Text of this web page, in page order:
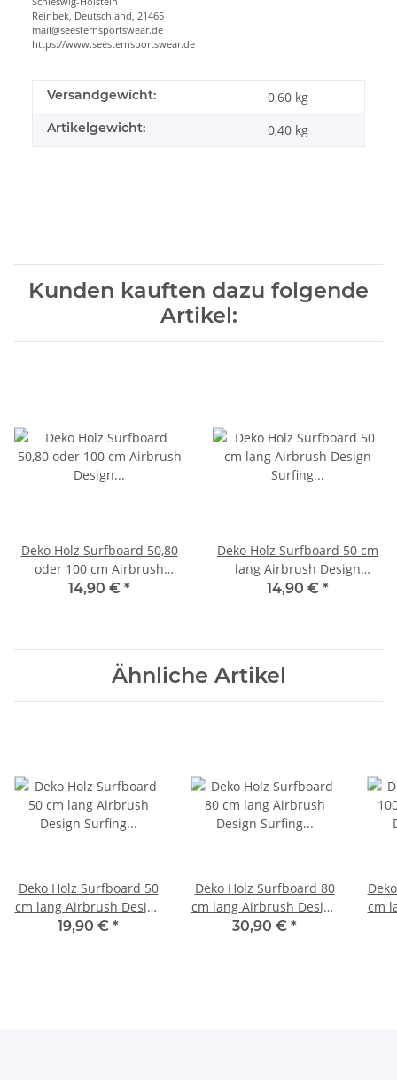
Reinbek, Deutschland, 21465
mail@seesternsportswear.de
https://www.seesternsportswear.de
Versandgewicht: 0,60 kg
Artikelgewicht: 0,40 kg
Kunden kauften dazu folgende
Artikel:
Deko Holz Surfboard 50,80
oder 100 cm Airbrush
Design Surfing Surfen
14,90 € *
Deko Holz Surfboard 50 cm
lang Airbrush Design
Surfing Surfen Wellenreiten
14,90 € *
Ähnliche Artikel
Deko Holz Surfboard 50
cm lang Airbrush Design
Surfing Surfen
19,90 € *
Deko Holz Surfboard 80
cm lang Airbrush Design
Surfing Surfen
30,90 € *
cm